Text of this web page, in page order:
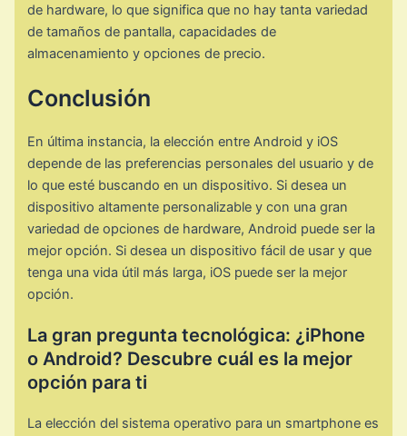
de hardware, lo que significa que no hay tanta variedad
de tamaños de pantalla, capacidades de
almacenamiento y opciones de precio.
Conclusión
En última instancia, la elección entre Android y iOS
depende de las preferencias personales del usuario y de
lo que esté buscando en un dispositivo. Si desea un
dispositivo altamente personalizable y con una gran
variedad de opciones de hardware, Android puede ser la
mejor opción. Si desea un dispositivo fácil de usar y que
tenga una vida útil más larga, iOS puede ser la mejor
opción.
La gran pregunta tecnológica: ¿iPhone
o Android? Descubre cuál es la mejor
opción para ti
La elección del sistema operativo para un smartphone es